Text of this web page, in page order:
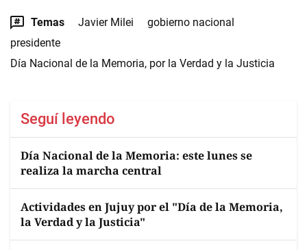
Temas Javier Milei
gobierno nacional
presidente
Día Nacional de la Memoria, por la Verdad y la Justicia
Seguí leyendo
Día Nacional de la Memoria: este lunes se
realiza la marcha central
Actividades en Jujuy por el "Día de la Memoria,
la Verdad y la Justicia"